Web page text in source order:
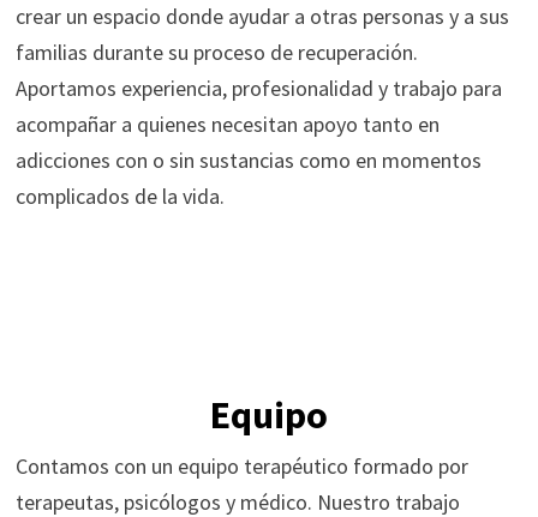
crear un espacio donde ayudar a otras personas y a sus
familias durante su proceso de recuperación.
Aportamos experiencia, profesionalidad y trabajo para
acompañar a quienes necesitan apoyo tanto en
adicciones con o sin sustancias como en momentos
complicados de la vida.
Equipo
Contamos con un equipo terapéutico formado por
terapeutas, psicólogos y médico. Nuestro trabajo